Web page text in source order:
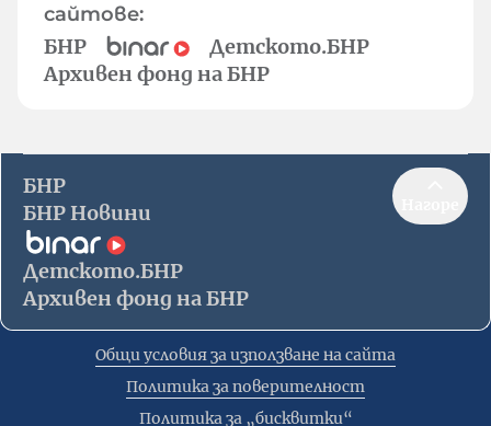
сайтове:
БНР
Детското.БНР
Архивен фонд на БНР
БНР
БНР Новини
Детското.БНР
Архивен фонд на БНР
Общи условия за използване на сайта
Политика за поверителност
Политика за „бисквитки“